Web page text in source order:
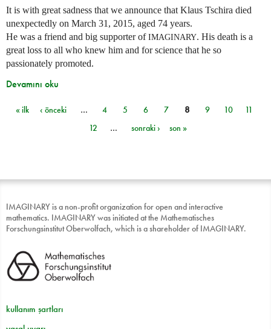
It is with great sadness that we announce that Klaus Tschira died
unexpectedly on March 31, 2015, aged 74 years.
He was a friend and big supporter ofIMAGINARY. His death is a
great loss to all who knew him and for science that he so
passionately promoted.
Devamını oku
Sayfalar
« ilk ‹ önceki … 4 5 6 7 8 9 10
11
12
… sonraki › son »
IMAGINARY is a non-profit organization for open and interactive
mathematics. IMAGINARY was initiated at the Mathematisches
Forschungsinstitut Oberwolfach, which is a shareholder of IMAGINARY.
kullanım şartları